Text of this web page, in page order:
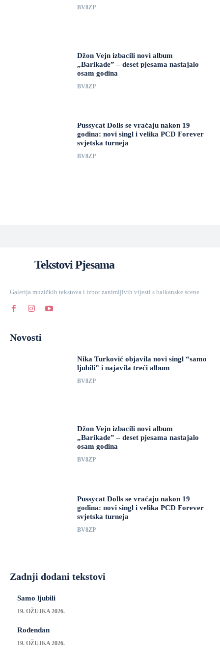
BV8ZP
Džon Vejn izbacili novi album
„Barikade” – deset pjesama nastajalo
osam godina
BV8ZP
Pussycat Dolls se vraćaju nakon 19
godina: novi singl i velika PCD Forever
svjetska turneja
BV8ZP
Tekstovi Pjesama
Galerija muzičkih tekstova i izbor zanimljivih vijesti s balkanske scene.
Novosti
Nika Turković objavila novi singl “samo
ljubili” i najavila treći album
BV8ZP
Džon Vejn izbacili novi album
„Barikade” – deset pjesama nastajalo
osam godina
BV8ZP
Pussycat Dolls se vraćaju nakon 19
godina: novi singl i velika PCD Forever
svjetska turneja
BV8ZP
Zadnji dodani tekstovi
Samo ljubili
19. OŽUJKA 2026.
Rođendan
19. OŽUJKA 2026.